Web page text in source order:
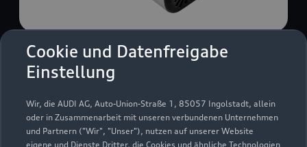
Cookie und Datenfreigabe
Einstellung
Wir, die AUDI AG, Auto-Union-Straße 1, 85057 Ingolstadt, allein
oder in Zusammenarbeit mit unseren verbundenen Unternehmen
und Partnern ("Wir", "Unser"), nutzen auf unserer Website
eigene und Dienste Dritter, die Cookies und ähnliche Technologien
USB Power-Ladegerät
USB Power-Ladegerät für schnelles und
komfortables Laden von Mobiltelefonen, Tablets
oder Laptops.
Zur Audi Shopping World